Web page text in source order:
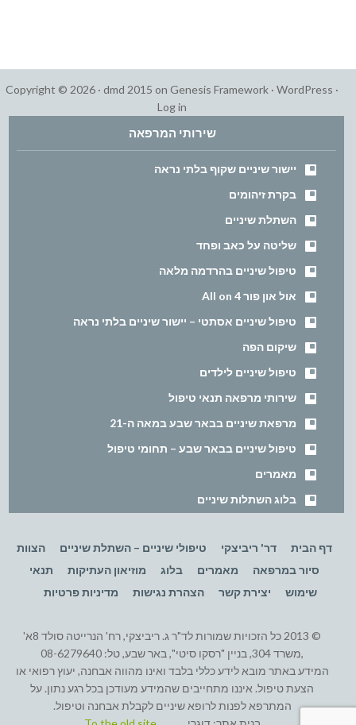
Copyright © 2026 · dmd 2015 on Genesis Framework · WordPress ·
Log in
שירותי המרפאה
יישור שיניים שקוף בלתי נראה
בקרת זיהומים
השתלת שיניים
שליטה על כאב ופחד
טיפול שיניים בהרדמה מלאה
אול און פור All on 4
טיפול שיניים אסתטי – יישור שיניים בלתי נראה
שיקום הפה
טיפול שיניים לילדים
שירותי מרפאה תנאי טיפול
מרפאת שיניים בבאר שבע במאה ה-21
טיפול שיניים בבאר שבע – תחומי טיפול
מאמרים
בלוג השתלות שיניים
דף הבית דר' ריביצקי טיפולי שיניים – השתלת שיניים
הצוות
סיור במרפאה
מאמרים בלוג מוזיאון העתיקות
תנאי
שימוש
יצירת קשר הצהרת נגישות מדיניות פרטיות
© 2013 כל הזכויות שמורות לד"ר ג. ריביצקי, רח' הנרייטה סולד 8א'
,משרד 304, בניין "רסקו סיטי", באר שבע, טל: 08-6279640
המידע באתר מובא לידע כללי בלבד ואינו מהווה אבחנה, יעוץ רפואי או
הצעת טיפול. איננו מתחייבים שהמידע מעודכן בכל רגע נתון. על
המתרפא לפנות לרופא שיניים לקבלת אבחנה וטיפול.